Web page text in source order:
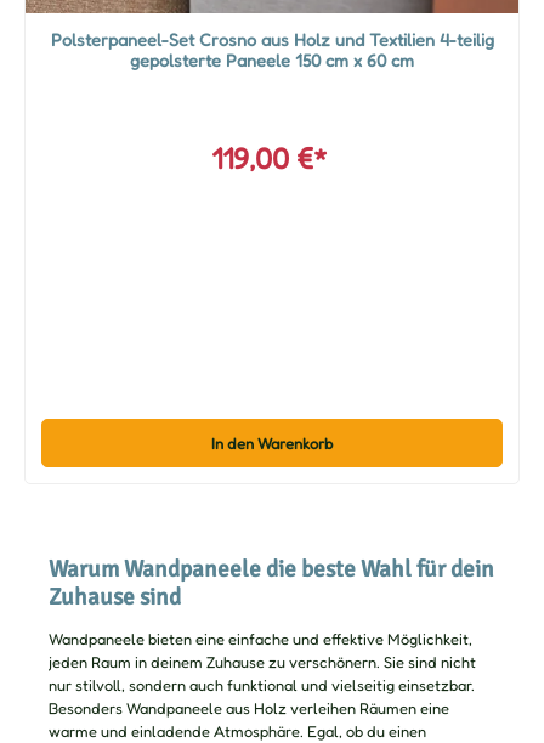
Polsterpaneel-Set Crosno aus Holz und Textilien 4-teilig
gepolsterte Paneele 150 cm x 60 cm
119,00 €*
In den Warenkorb
Warum Wandpaneele die beste Wahl für dein
Zuhause sind
Wandpaneele bieten eine einfache und effektive Möglichkeit,
jeden Raum in deinem Zuhause zu verschönern. Sie sind nicht
nur stilvoll, sondern auch funktional und vielseitig einsetzbar.
Besonders Wandpaneele aus Holz verleihen Räumen eine
warme und einladende Atmosphäre. Egal, ob du einen